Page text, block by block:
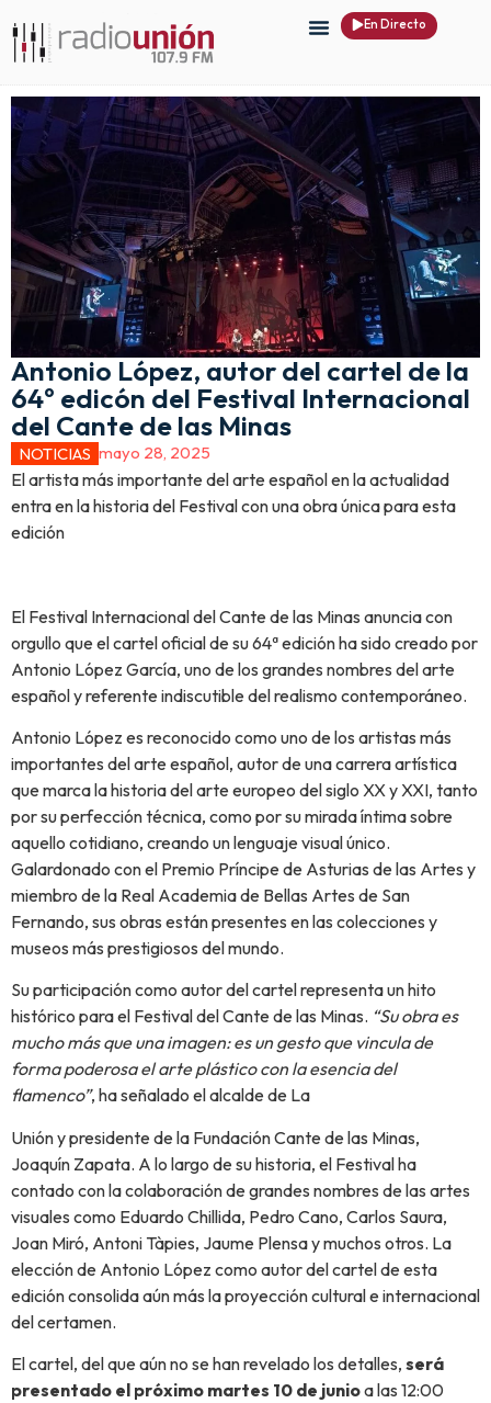
En Directo
Antonio López, autor del cartel de la
64º edicón del Festival Internacional
del Cante de las Minas
NOTICIAS mayo 28, 2025
El artista más importante del arte español en la actualidad
entra en la historia del Festival con una obra única para esta
edición
El Festival Internacional del Cante de las Minas anuncia con
orgullo que el cartel oficial de su 64ª edición ha sido creado por
Antonio López García, uno de los grandes nombres del arte
español y referente indiscutible del realismo contemporáneo.
Antonio López es reconocido como uno de los artistas más
importantes del arte español, autor de una carrera artística
que marca la historia del arte europeo del siglo XX y XXI, tanto
por su perfección técnica, como por su mirada íntima sobre
aquello cotidiano, creando un lenguaje visual único.
Galardonado con el Premio Príncipe de Asturias de las Artes y
miembro de la Real Academia de Bellas Artes de San
Fernando, sus obras están presentes en las colecciones y
museos más prestigiosos del mundo.
Su participación como autor del cartel representa un hito
histórico para el Festival del Cante de las Minas. “Su obra es
mucho más que una imagen: es un gesto que vincula de
forma poderosa el arte plástico con la esencia del
flamenco”, ha señalado el alcalde de La
Unión y presidente de la Fundación Cante de las Minas,
Joaquín Zapata. A lo largo de su historia, el Festival ha
contado con la colaboración de grandes nombres de las artes
visuales como Eduardo Chillida, Pedro Cano, Carlos Saura,
Joan Miró, Antoni Tàpies, Jaume Plensa y muchos otros. La
elección de Antonio López como autor del cartel de esta
edición consolida aún más la proyección cultural e internacional
del certamen.
El cartel, del que aún no se han revelado los detalles, será
presentado el próximo martes 10 de junioa las 12:00